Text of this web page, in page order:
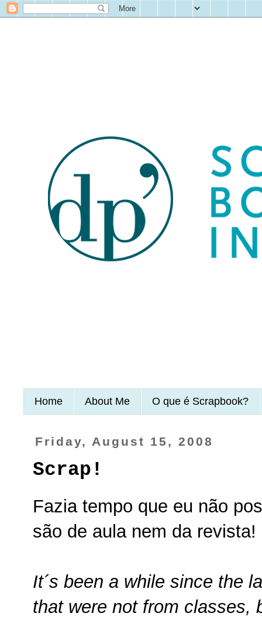
Home About Me O que é Scrapbook?
Friday, August 15, 2008
Scrap!
Fazia tempo que eu não
são de aula nem da
It´s been a while since the
that were not from classes,